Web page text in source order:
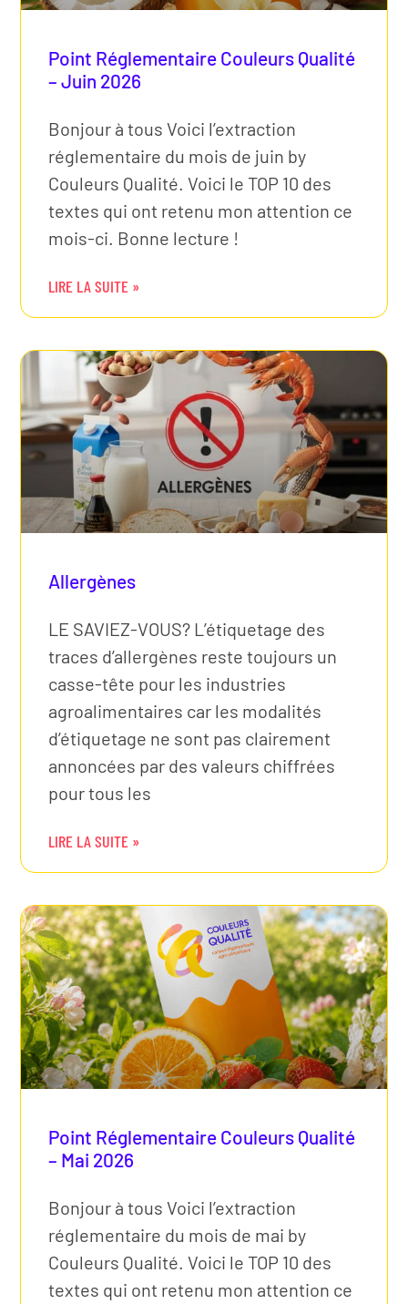
Point Réglementaire Couleurs Qualité
– Juin 2026
Bonjour à tous Voici l’extraction
réglementaire du mois de juin by
Couleurs Qualité. Voici le TOP 10 des
textes qui ont retenu mon attention ce
mois-ci. Bonne lecture !
LIRE LA SUITE »
Allergènes
LE SAVIEZ-VOUS? L’étiquetage des
traces d’allergènes reste toujours un
casse-tête pour les industries
agroalimentaires car les modalités
d’étiquetage ne sont pas clairement
annoncées par des valeurs chiffrées
pour tous les
LIRE LA SUITE »
Point Réglementaire Couleurs Qualité
– Mai 2026
Bonjour à tous Voici l’extraction
réglementaire du mois de mai by
Couleurs Qualité. Voici le TOP 10 des
textes qui ont retenu mon attention ce